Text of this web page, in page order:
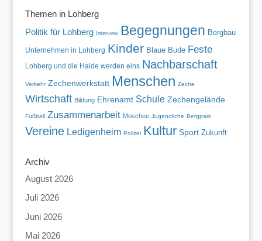
Themen in Lohberg
Politik für Lohberg
Interview Begegnungen Bergbau
Unternehmen in Lohberg Kinder Blaue Bude Feste
Lohberg und die Halde werden eins Nachbarschaft
Verkehr Zechenwerkstatt Menschen Zeche
Wirtschaft Bildung Ehrenamt Schule Zechengelände
Fußball Zusammenarbeit Moschee Jugendliche Bergpark
Vereine Ledigenheim Polizei Kultur Sport Zukunft
Archiv
August 2026
Juli 2026
Juni 2026
Mai 2026